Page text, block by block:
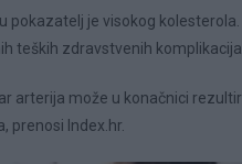
pokazatelj je visokog
teških zdravstvenih komplikacija.
arterija može u konačnici
prenosi Index.hr.